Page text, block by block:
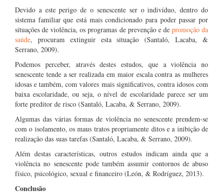
Devido a este perigo de o senescente ser o indivíduo, dentro do
sistema familiar que está mais condicionado para poder passar por
situações de violência, os programas de prevenção e de promoção da
saúde, procuram extinguir esta situação (Santaló, Lacaba, &
Serrano, 2009).
Podemos perceber, através destes estudos, que a violência no
senescente tende a ser realizada em maior escala contra as mulheres
idosas e também, com valores mais significativos, contra idosos com
baixa escolaridade, ou seja, o nível de escolaridade parece ser um
forte preditor de risco (Santaló, Lacaba, & Serrano, 2009).
Algumas das várias formas de violência no senescente prendem-se
com o isolamento, os maus tratos propriamente ditos e a inibição de
realização das suas tarefas (Santaló, Lacaba, & Serrano, 2009).
Além destas características, outros estudos indicam ainda que a
violência no senescente pode também assumir contornos de abuso
físico, psicológico, sexual e financeiro (León, & Rodríguez, 2013).
Conclusão